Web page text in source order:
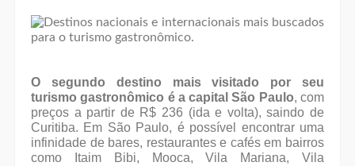
O segundo destino mais visitado por seu
turismo gastronômico é a capital São Paulo, com
preços a partir de R$ 236 (ida e volta), saindo de
Curitiba. Em São Paulo, é possível encontrar uma
infinidade de bares, restaurantes e cafés em bairros
como Itaim Bibi, Mooca, Vila Mariana, Vila